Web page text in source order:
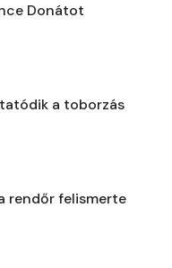
Donátot
a toborzás
rendőr felismerte